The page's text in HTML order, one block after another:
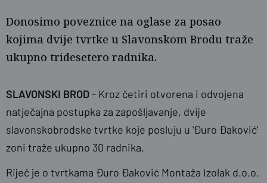
Fotomonografija Volim Brod II
Donosimo poveznice na oglase za posao
kojima dvije tvrtke u Slavonskom Brodu traže
ukupno tridesetero radnika.
SLAVONSKI BROD- Kroz četiri otvorena i odvojena
natječajna postupka za zapošljavanje, dvije
slavonskobrodske tvrtke koje posluju u 'Đuro Đaković'
zoni traže ukupno 30 radnika.
Riječ je o tvrtkama Đuro Đaković Montaža Izolak d.o.o.